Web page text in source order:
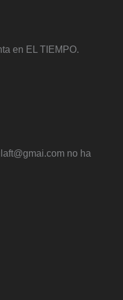
en EL TIEMPO.
no ha